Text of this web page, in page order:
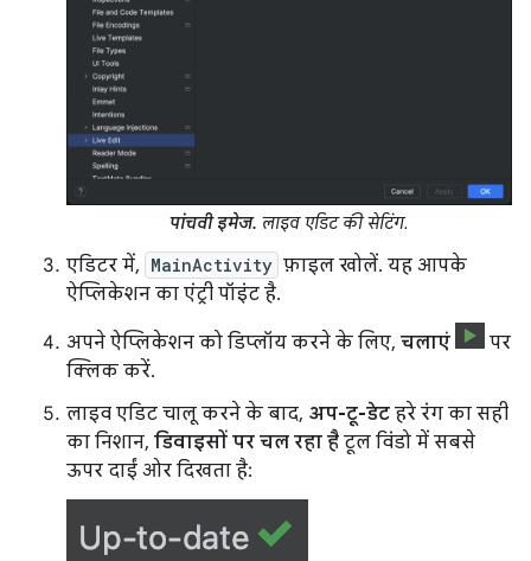
पांचवी इमेज. लाइव एडिट की सेटिंग.
एडिटर में, MainActivity फ़ाइल खोलें. यह आपके
ऐप्लिकेशन का एंट्री पॉइंट है.
अपने ऐप्लिकेशन को डिप्लॉय करने के लिए, चलाएं
पर
क्लिक करें.
लाइव एडिट चालू करने के बाद, अप-टू-डेट हरे रंग का सही
का निशान, डिवाइसों पर चल रहा है टूल विंडो में सबसे
ऊपर दाईं ओर दिखता है: